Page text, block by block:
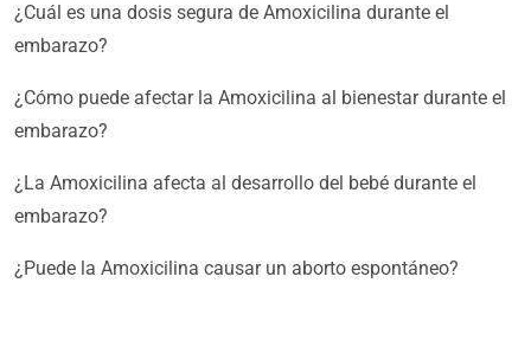
¿Cuál es una dosis segura de Amoxicilina durante el
embarazo?
¿Cómo puede afectar la Amoxicilina al bienestar durante el
embarazo?
¿La Amoxicilina afecta al desarrollo del bebé durante el
embarazo?
¿Puede la Amoxicilina causar un aborto espontáneo?